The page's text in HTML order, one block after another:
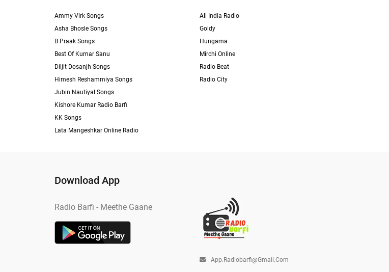
Ammy Virk Songs
Asha Bhosle Songs
B Praak Songs
Best Of Kumar Sanu
Diljit Dosanjh Songs
Himesh Reshammiya Songs
Jubin Nautiyal Songs
Kishore Kumar Radio Barfi
KK Songs
Lata Mangeshkar Online Radio
All India Radio
Goldy
Hungama
Mirchi Online
Radio Beat
Radio City
Download App
Radio Barfi - Meethe Gaane
App.radiobarfi@gmail.com